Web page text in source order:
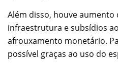
Além disso, houve
infraestrutura e subsídios
afrouxamento monetário.
possível graças ao uso do